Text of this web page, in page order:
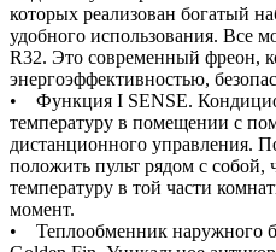
которых реализован богатый
удобного использования. Все
R32. Это современный фреон,
энергоэффективностью,
• Функция I SENSE.
температуру в помещении с
дистанционного управления.
положить пульт рядом с собой,
температуру в той части
момент.
• Теплообменник наружного